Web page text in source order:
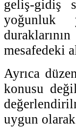
geliş-gidiş
yoğunluk
mesafedeki
Ayrıca
konusu
uygun